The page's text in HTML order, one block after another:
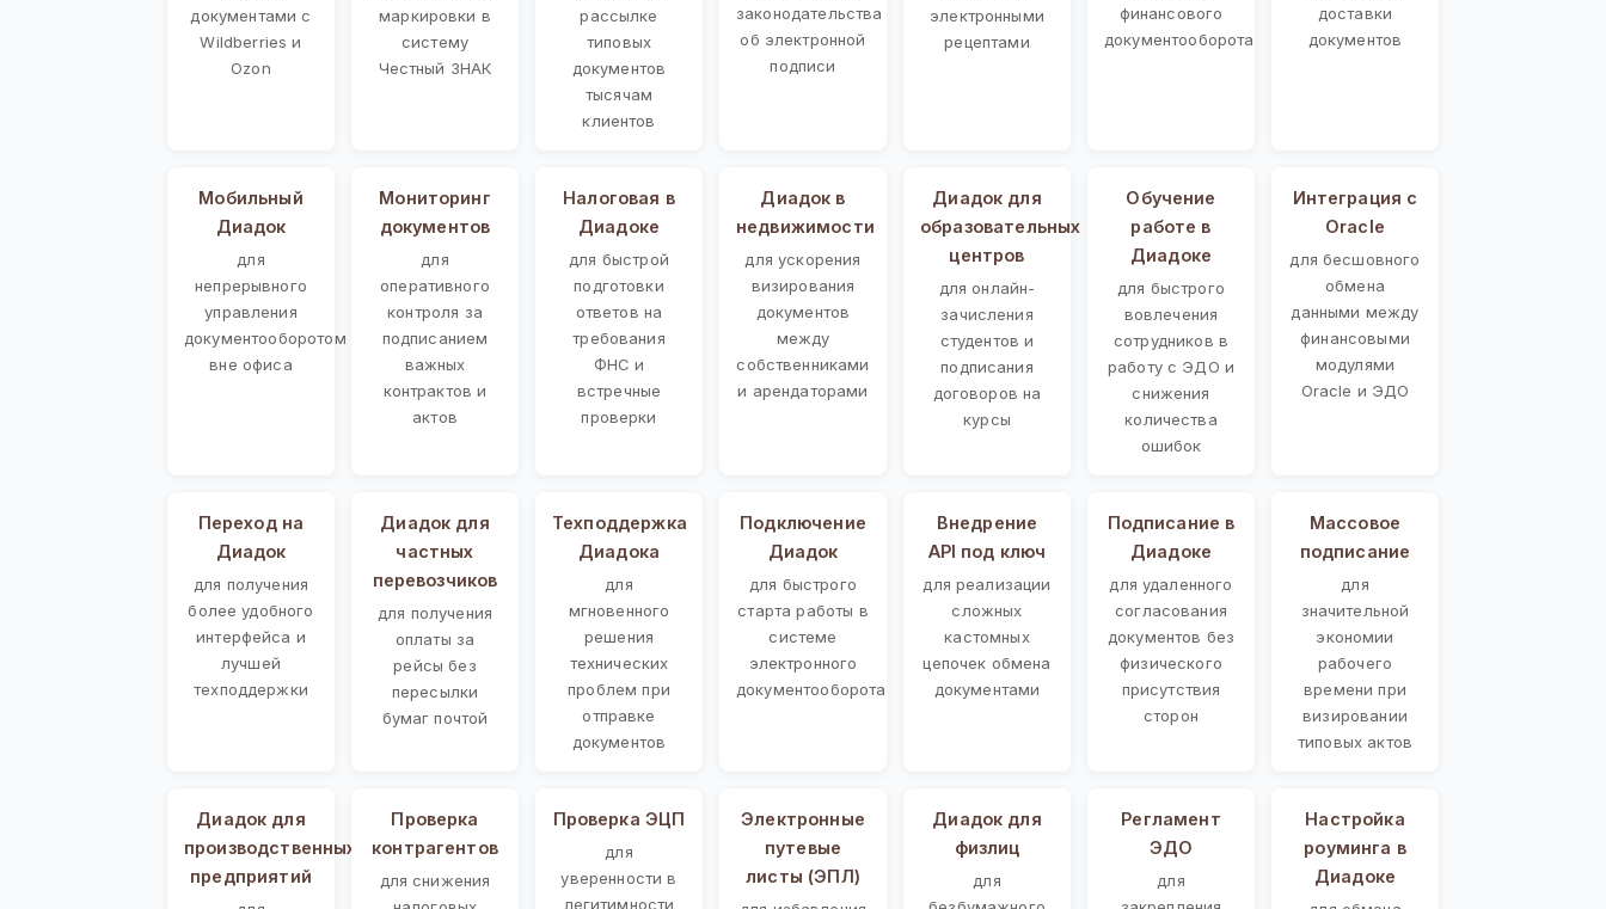
документами с
Wildberries и
Ozon
маркировки в
систему
Честный ЗНАК
рассылке
типовых
документов
тысячам
клиентов
законодательства
об электронной
подписи
электронными
рецептами
финансового
документооборота
доставки
документов
Мобильный
Диадок
для
непрерывного
управления
документооборотом
вне офиса
Мониторинг
документов
для
оперативного
контроля за
подписанием
важных
контрактов и
актов
Налоговая в
Диадоке
для быстрой
подготовки
ответов на
требования
ФНС и
встречные
проверки
Диадок в
недвижимости
для ускорения
визирования
документов
между
собственниками
и арендаторами
Диадок для
образовательных
центров
для онлайн-
зачисления
студентов и
подписания
договоров на
курсы
Обучение
работе в
Диадоке
для быстрого
вовлечения
сотрудников в
работу с ЭДО и
снижения
количества
ошибок
Интеграция с
Oracle
для бесшовного
обмена
данными между
финансовыми
модулями
Oracle и ЭДО
Переход на
Диадок
для получения
более удобного
интерфейса и
лучшей
техподдержки
Диадок для
частных
перевозчиков
для получения
оплаты за
рейсы без
пересылки
бумаг почтой
Техподдержка
Диадока
для
мгновенного
решения
технических
проблем при
отправке
документов
Подключение
Диадок
для быстрого
старта работы в
системе
электронного
документооборота
Внедрение
API под ключ
для реализации
сложных
кастомных
цепочек обмена
документами
Подписание в
Диадоке
для удаленного
согласования
документов без
физического
присутствия
сторон
Массовое
подписание
для
значительной
экономии
рабочего
времени при
визировании
типовых актов
Диадок для
производственных
предприятий
Проверка
контрагентов
для снижения
Проверка ЭЦП
для
уверенности в
легитимности
Электронные
путевые
листы (ЭПЛ)
Диадок для
физлиц
для
Регламент
ЭДО
для
Настройка
роуминга в
Диадоке